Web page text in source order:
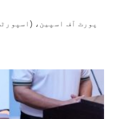
پورٹ آف اسپین،